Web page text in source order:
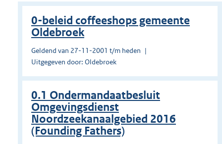
0-beleid coffeeshops gemeente
Oldebroek
Geldend van 27-11-2001 t/m heden
Uitgegeven door: Oldebroek
0.1 Ondermandaatbesluit
Omgevingsdienst
Noordzeekanaalgebied 2016
(Founding Fathers)